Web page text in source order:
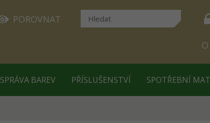
POROVNAT
SPRÁVA BAREV PŘÍSLUŠENSTVÍ SPOTŘEBNÍ